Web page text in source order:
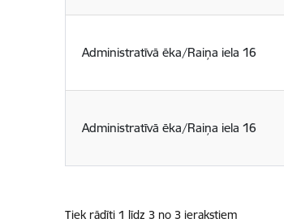
Administratīvā ēka/Raiņa iela 16
Administratīvā ēka/Raiņa iela 16
Tiek rādīti 1 līdz 3 no 3 ierakstiem